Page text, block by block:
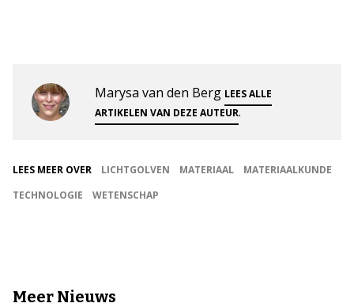
Marysa van den Berg LEES ALLE
ARTIKELEN VAN DEZE AUTEUR.
LEES MEER OVER LICHTGOLVEN MATERIAAL
MATERIAALKUNDE
TECHNOLOGIE
WETENSCHAP
Meer Nieuws